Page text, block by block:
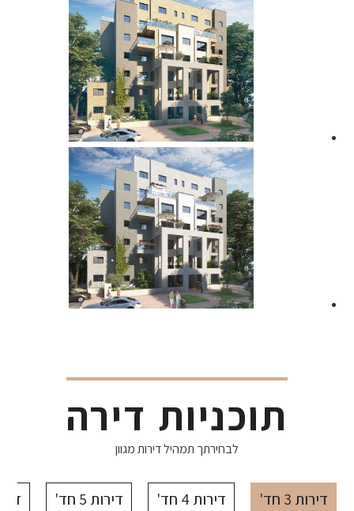
תוכניות דירה
לבחירתך תמהיל דירות מגוון
דירות 3 חד' דירות 4 חד' דירות 5 חד'